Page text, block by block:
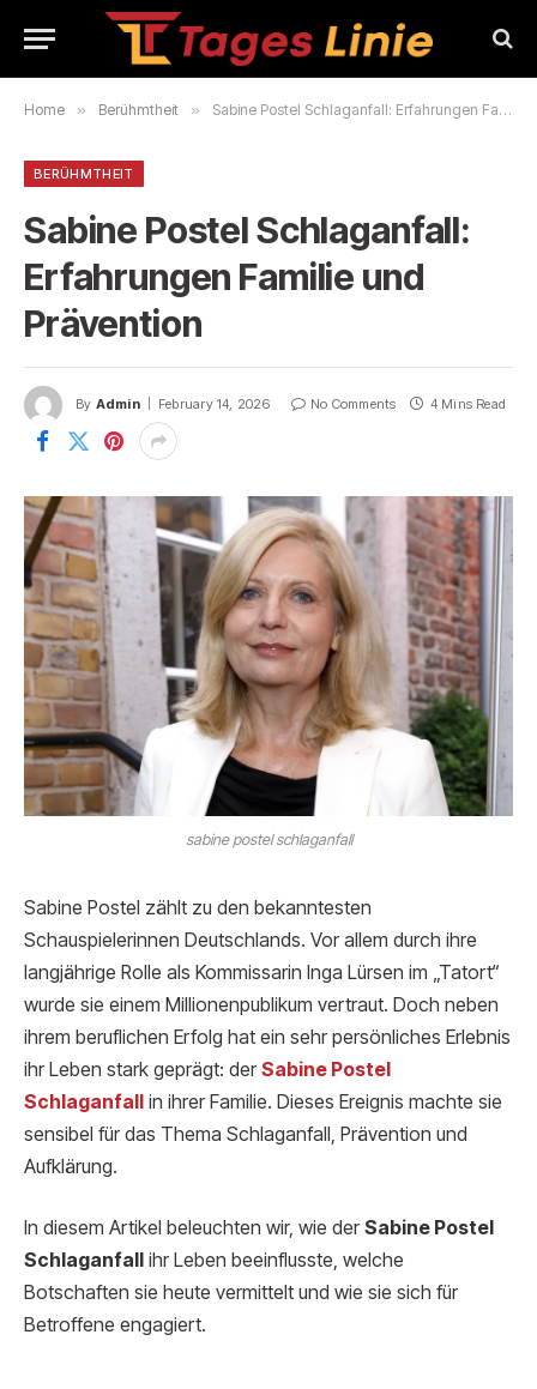
Home » Berühmtheit » Sabine Postel Schlaganfall: Erfahrungen Familie und Prävention
BERÜHMTHEIT
Sabine Postel Schlaganfall:
Erfahrungen Familie und
Prävention
By Admin February 14, 2026 No Comments 4 Mins Read
sabine postel schlaganfall
Sabine Postel zählt zu den bekanntesten
Schauspielerinnen Deutschlands. Vor allem durch ihre
langjährige Rolle als Kommissarin Inga Lürsen im „Tatort“
wurde sie einem Millionenpublikum vertraut. Doch neben
ihrem beruflichen Erfolg hat ein sehr persönliches Erlebnis
ihr Leben stark geprägt: der Sabine Postel
Schlaganfall in ihrer Familie. Dieses Ereignis machte sie
sensibel für das Thema Schlaganfall, Prävention und
Aufklärung.
In diesem Artikel beleuchten wir, wie der Sabine Postel
Schlaganfall
ihr Leben beeinflusste, welche
Botschaften sie heute vermittelt und wie sie sich für
Betroffene engagiert.